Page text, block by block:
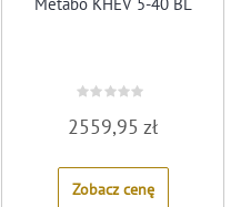
0
out
5
2559,95zł
Zobacz cenę